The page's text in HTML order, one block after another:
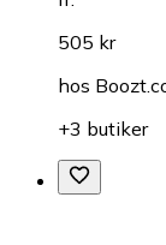
505 kr
hos
+3 butiker